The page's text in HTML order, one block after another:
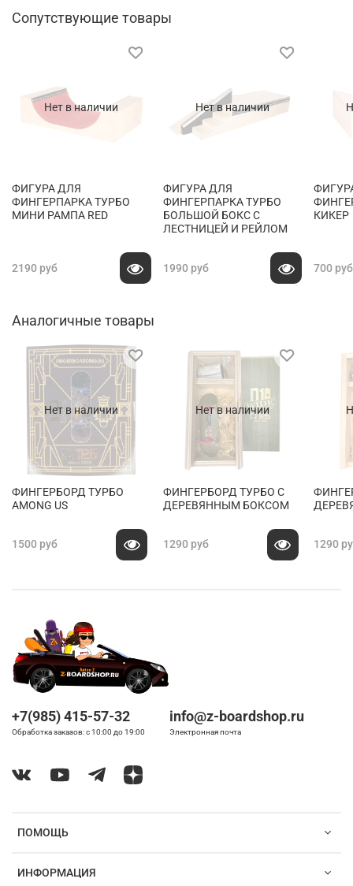
Сопутствующие товары
Нет в наличии
ФИГУРА ДЛЯ
ФИНГЕРПАРКА ТУРБО
МИНИ РАМПА RED
2190 руб
Нет в наличии
ФИГУРА ДЛЯ
ФИНГЕРПАРКА ТУРБО
БОЛЬШОЙ БОКС С
ЛЕСТНИЦЕЙ И РЕЙЛОМ
1990 руб
КИКЕР
700 руб
Аналогичные товары
Нет в наличии
ФИНГЕРБОРД ТУРБО
AMONG US
1500 руб
Нет в наличии
ФИНГЕРБОРД ТУРБО С
ДЕРЕВЯННЫМ БОКСОМ
1290 руб 1290
ПОМОЩЬ
ИНФОРМАЦИЯ
+7(985) 415-57-32
Обработка заказов: с 10:00 до 19:00
info@z-boardshop.ru
Электронная почта